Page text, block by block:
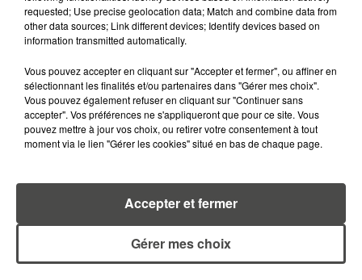
LA RÉDACTION
RCA
Voir toute l'équipe RCA
DIMITRI COUTAND
Journaliste
MARGOT DOUÉTIL
requested; Use precise geolocation data; Match and combine data from
other data sources; Link different devices; Identify devices based on
information transmitted automatically.
Vous pouvez accepter en cliquant sur "Accepter et fermer", ou affiner en
sélectionnant les finalités et/ou partenaires dans "Gérer mes choix".
Vous pouvez également refuser en cliquant sur "Continuer sans
accepter". Vos préférences ne s'appliqueront que pour ce site. Vous
pouvez mettre à jour vos choix, ou retirer votre consentement à tout
moment via le lien "Gérer les cookies" situé en bas de chaque page.
Gérer mes choix
Accepter et fermer